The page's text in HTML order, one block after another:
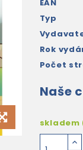
EAN
Typ
Rok
Počet
Naše
skladem